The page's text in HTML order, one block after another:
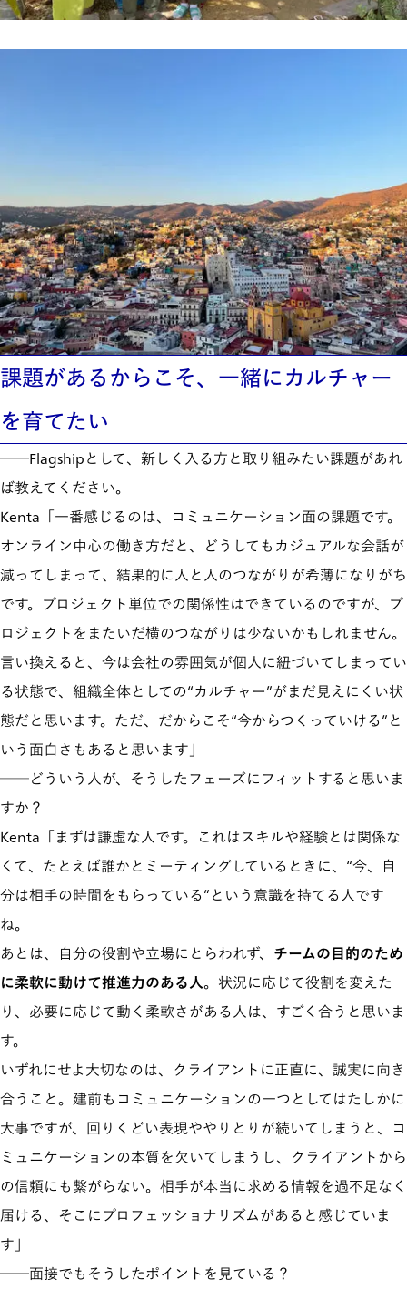
課題があるからこそ、一緒にカルチャー
を育てたい
──Flagshipとして、新しく入る方と取り組みたい課題があれ
ば教えてください。
Kenta「一番感じるのは、コミュニケーション面の課題です。
オンライン中心の働き方だと、どうしてもカジュアルな会話が
減ってしまって、結果的に人と人のつながりが希薄になりがち
です。プロジェクト単位での関係性はできているのですが、プ
ロジェクトをまたいだ横のつながりは少ないかもしれません。
言い換えると、今は会社の雰囲気が個人に紐づいてしまってい
る状態で、組織全体としての“カルチャー”がまだ見えにくい状
態だと思います。ただ、だからこそ“今からつくっていける”と
いう面白さもあると思います」
──どういう人が、そうしたフェーズにフィットすると思いま
すか？
Kenta「まずは謙虚な人です。これはスキルや経験とは関係な
くて、たとえば誰かとミーティングしているときに、“今、自
分は相手の時間をもらっている”という意識を持てる人です
ね。
あとは、自分の役割や立場にとらわれず、 チームの目的のため
に柔軟に動けて推進力のある人。状況に応じて役割を変えた
り、必要に応じて動く柔軟さがある人は、すごく合うと思いま
す。
いずれにせよ大切なのは、クライアントに正直に、誠実に向き
合うこと。建前もコミュニケーションの一つとしてはたしかに
大事ですが、回りくどい表現ややりとりが続いてしまうと、コ
ミュニケーションの本質を欠いてしまうし、クライアントから
の信頼にも繋がらない。相手が本当に求める情報を過不足なく
届ける、そこにプロフェッショナリズムがあると感じていま
す」
──面接でもそうしたポイントを見ている？